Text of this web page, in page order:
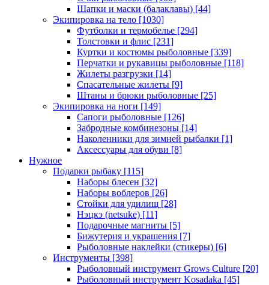
Шапки и маски (балаклавы) [44]
Экипировка на тело [1030]
Футболки и термобелье [294]
Толстовки и флис [231]
Куртки и костюмы рыболовные [339]
Перчатки и рукавицы рыболовные [118]
Жилеты разгрузки [14]
Спасательные жилеты [9]
Штаны и брюки рыболовные [25]
Экипировка на ноги [149]
Сапоги рыболовные [126]
Забродные комбинезоны [14]
Наколенники для зимней рыбалки [1]
Аксессуары для обуви [8]
Нужное
Подарки рыбаку [115]
Наборы блесен [32]
Наборы воблеров [26]
Стойки для удилищ [28]
Нэцкэ (netsuke) [11]
Подарочные магниты [5]
Бижутерия и украшения [7]
Рыболовные наклейки (стикеры) [6]
Инструменты [398]
Рыболовный инструмент Grows Culture [20]
Рыболовный инструмент Kosadaka [45]